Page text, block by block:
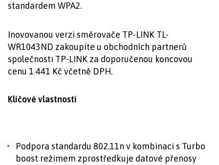
standardem WPA2.
Inovovanou verzi směrovače TP-LINK TL-
WR1043ND zakoupíte u obchodních partnerů
společnosti TP-LINK za doporučenou koncovou
cenu 1 441 Kč včetně DPH.
Klíčové vlastnosti
Podpora standardu 802.11n v kombinaci s Turbo
boost režimem zprostředkuje datové přenosy